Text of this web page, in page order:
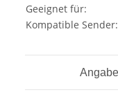
Geeignet für:
Kompatible Sender: